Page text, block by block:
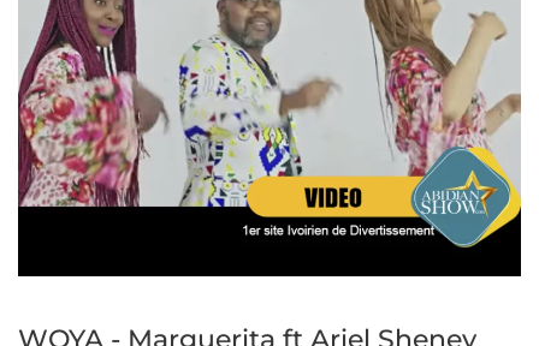
WOYA - Marguerita ft Ariel Sheney